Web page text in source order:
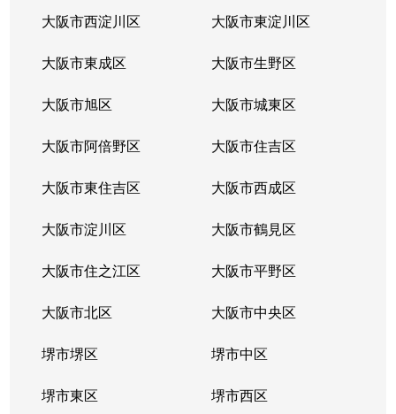
大阪市西淀川区 大阪市東淀川区
大阪市東成区 大阪市生野区
大阪市旭区 大阪市城東区
大阪市阿倍野区 大阪市住吉区
大阪市東住吉区 大阪市西成区
大阪市淀川区 大阪市鶴見区
大阪市住之江区 大阪市平野区
大阪市北区 大阪市中央区
堺市堺区 堺市中区
堺市東区 堺市西区